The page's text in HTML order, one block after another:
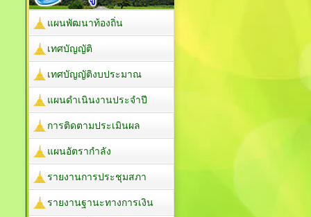
แผนพัฒนาท้องถิ่น
เทศบัญญัติ
เทศบัญญัติงบประมาณ
แผนดำเนินงานประจำปี
การติดตามประเมินผล
แผนอัตรากำลัง
รายงานการประชุมสภา
รายงานฐานะทางการเงิน